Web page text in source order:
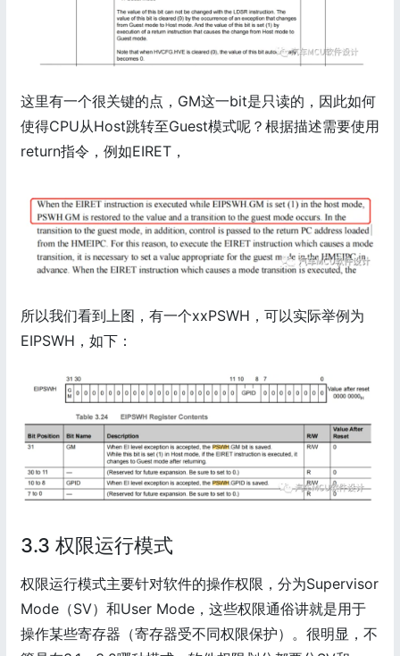
这里有一个很关键的点，GM这一bit是只读的，因此如何
使得CPU从Host跳转至Guest模式呢？根据描述需要使用
return指令，例如EIRET，
所以我们看到上图，有一个xxPSWH，可以实际举例为
EIPSWH，如下：
3.3 权限运行模式
权限运行模式主要针对软件的操作权限，分为Supervisor
Mode（SV）和User Mode，这些权限通俗讲就是用于
操作某些寄存器（寄存器受不同权限保护）。很明显，不